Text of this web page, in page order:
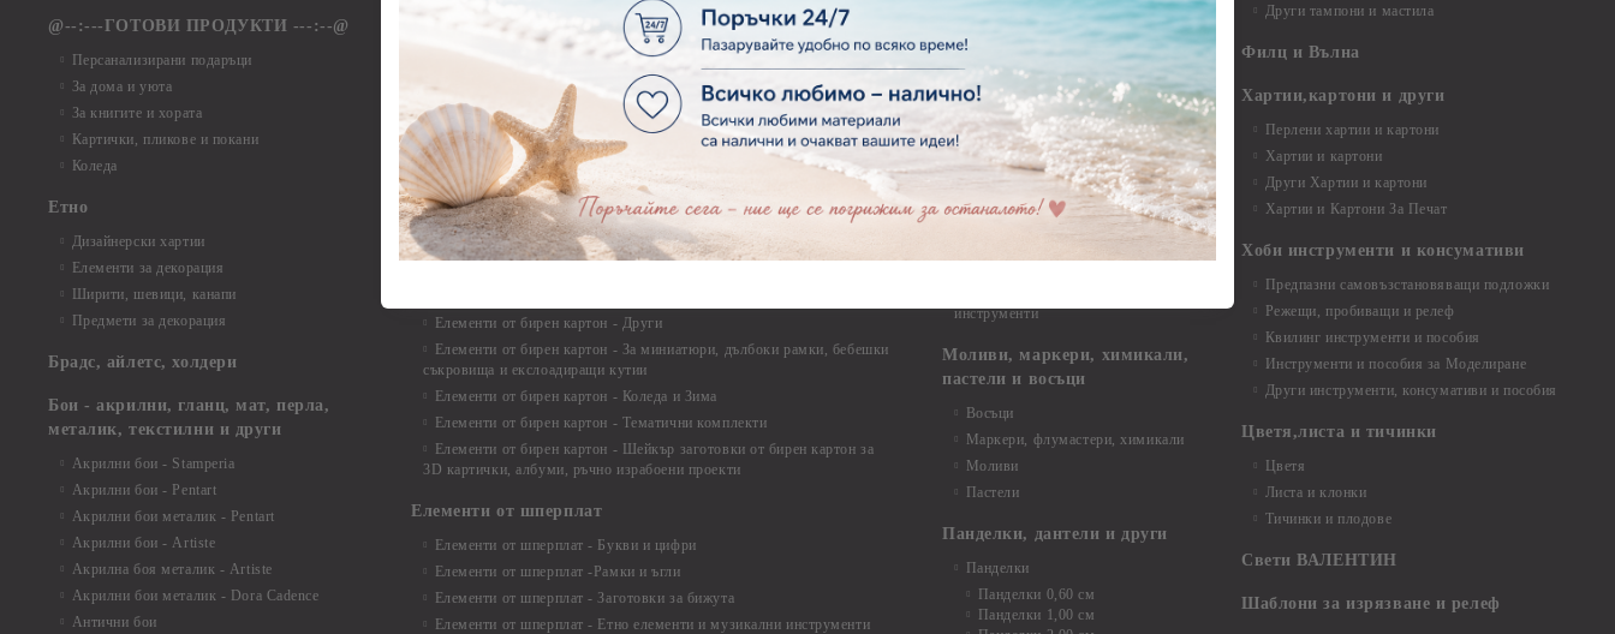
@--:---ГОТОВИ ПРОДУКТИ ---:--@
Персанализирани подаръци
За дома и уюта
За книгите и хората
Картички, пликове и покани
Коледа
Етно
Дизайнерски хартии
Елементи за декорация
Ширити, шевици, канапи
Предмети за декорация
Брадс, айлетс, холдери
Бои - акрилни, гланц, мат, перла,
металик, текстилни и други
Акрилни бои - Stamperia
Акрилни бои - Pentart
Акрилни бои металик - Pentart
Акрилни бои - Artiste
Акрилна боя металик - Artiste
Акрилни бои металик - Dora Cadence
Антични бои
Елементи от хартия - Коледа и Зима
Елементи от бирен картон
Елементи от бирен картон - Декоративни рамки
Елементи от бирен картон - Надписи на български
Елементи от бирен картон - Ъгли и орнаменти
Елементи от бирен картон - Сватба
Елементи от бирен картон - Училище, Дипломиране и Завършване
Елементи от бирен картон - Бебшки и Детски елементи
Елементи от бирен картон - Цветя и Животни
Елементи от бирен картон - Други
Елементи от бирен картон - За миниатюри, дълбоки рамки, бебешки
съкровища и екслоадиращи кутии
Елементи от бирен картон - Коледа и Зима
Елементи от бирен картон - Тематични комплекти
Елементи от бирен картон - Шейкър заготовки от бирен картон за
3D картички, албуми, ръчно израбоени проекти
Елементи от шперплат
Елементи от шперплат - Букви и цифри
Елементи от шперплат -Рамки и ъгли
Елементи от шперплат - Заготовки за бижута
Елементи от шперплат - Етно елементи и музикални инструменти
Макраме Основи - до 6,00 см
Макраме Основи - 7,00 - 15,00 см
Макраме Основи - над 15,00 см
Макраме - Други материали
Опаковки
Мебелен обков и аксесоари
Дръжки
инструменти
Моливи, маркери, химикали,
пастели и восъци
Восъци
Маркери, флумастери, химикали
Моливи
Пастели
Панделки, дантели и други
Панделки
Панделки 0,60 см
Панделки 1,00 см
Други тампони и мастила
Филц и Вълна
Хартии,картони и други
Перлени хартии и картони
Хартии и картони
Други Хартии и картони
Хартии и Картони За Печат
Хоби инструменти и консумативи
Предпазни самовъзстановяващи подложки
Режещи, пробиващи и релеф
Квилинг инструменти и пособия
Инструменти и пособия за Моделиране
Други инструменти, консумативи и пособия
Цветя,листа и тичинки
Цветя
Листа и клонки
Тичинки и плодове
Свети ВАЛЕНТИН
Шаблони за изрязване и релеф